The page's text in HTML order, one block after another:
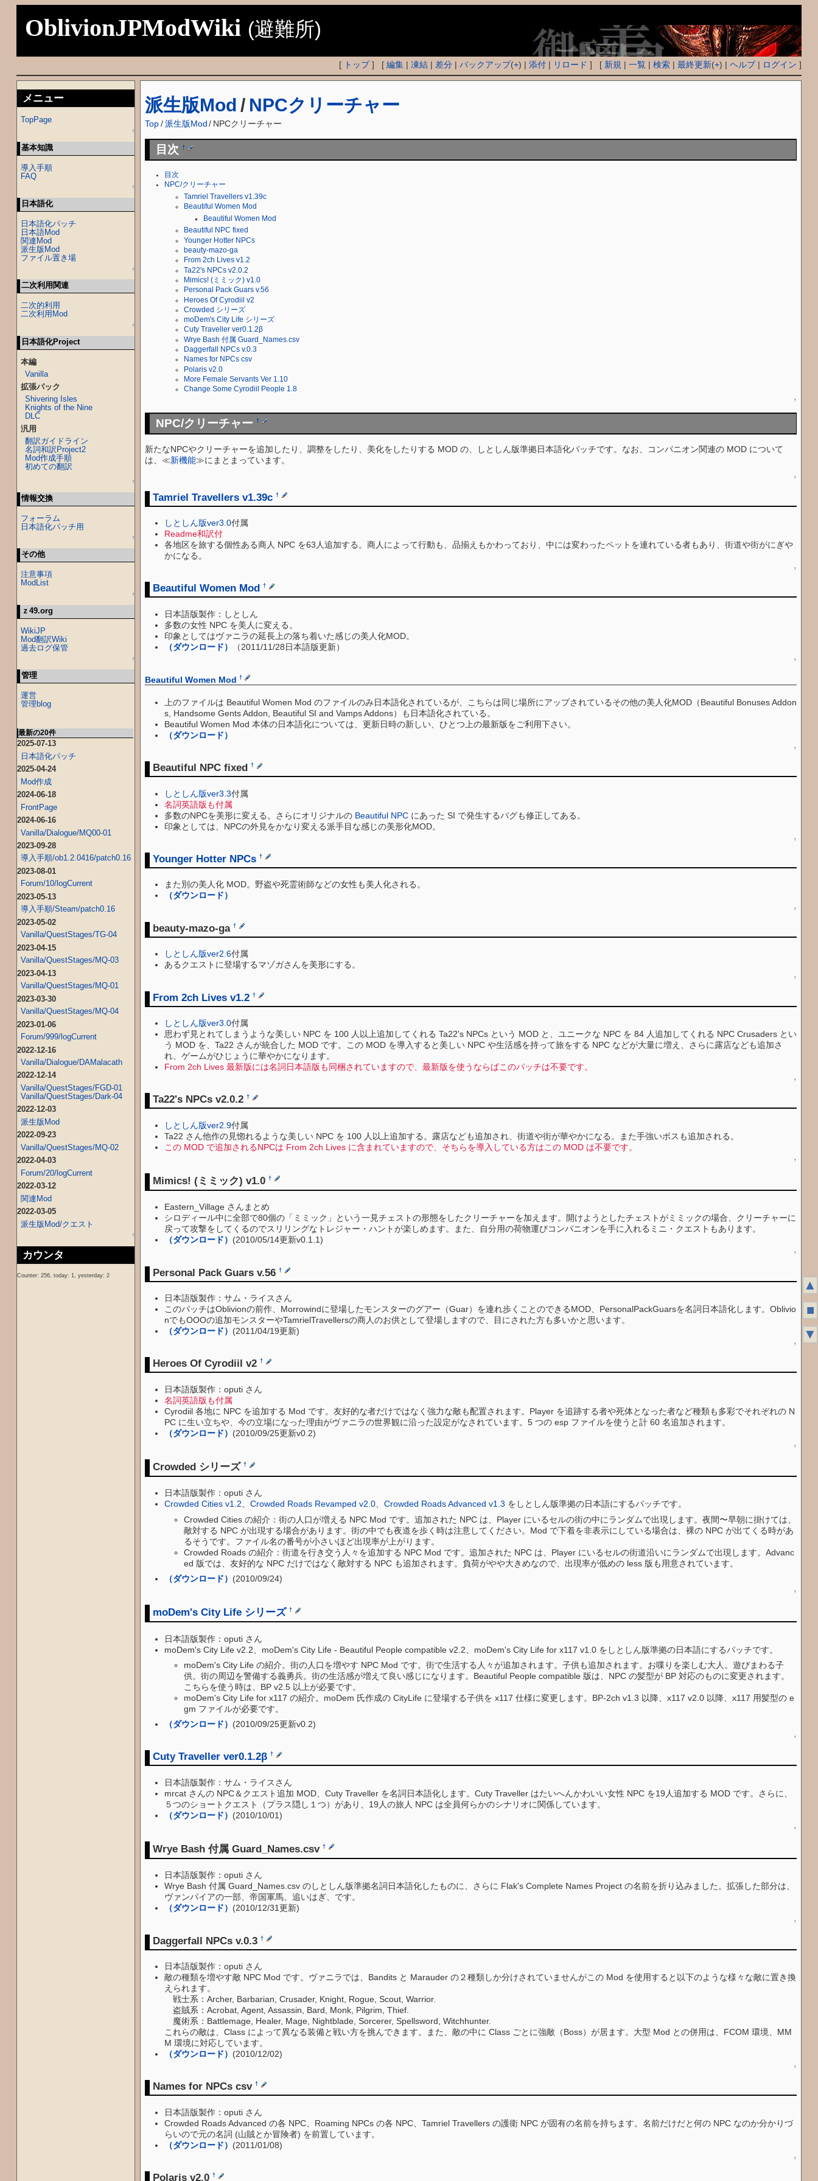
OblivionJPModWiki (避難所)
[ トップ] [編集 |凍結 | 差分 |バックアップ(+) |添付 | リロード ] [ 新規 |一覧 |検索 |最終更新(+) |ヘルプ| ログイン ]
派生版Mod / NPCクリーチャー
Top / 派生版Mod / NPCクリーチャー
目次 †
目次
NPC/クリーチャー
Tamriel Travellers v1.39c
Beautiful Women Mod
Beautiful Women Mod
Beautiful NPC fixed
Younger Hotter NPCs
beauty-mazo-ga
From 2ch Lives v1.2
Ta22's NPCs v2.0.2
Mimics! (ミミック) v1.0
Personal Pack Guars v.56
Heroes Of Cyrodiil v2
Crowded シリーズ
moDem's City Life シリーズ
Cuty Traveller ver0.1.2β
Wrye Bash 付属 Guard_Names.csv
Daggerfall NPCs v.0.3
Names for NPCs csv
Polaris v2.0
More Female Servants Ver 1.10
Change Some Cyrodiil People 1.8
↑
NPC/クリーチャー †
新たなNPCやクリーチャーを追加したり、調整をしたり、美化をしたりする MOD の、しとしん版準拠日本語化パッチです。なお、コンパニオン関連の MOD について
は、≪新機能≫にまとまっています。
↑
Tamriel Travellers v1.39c †
しとしん版ver3.0付属
Readme和訳付
各地区を旅する個性ある商人 NPC を63人追加する。商人によって行動も、品揃えもかわっており、中には変わったペットを連れている者もあり、街道や街がにぎや
かになる。
↑
Beautiful Women Mod †
日本語版製作：しとしん
多数の女性 NPC を美人に変える。
印象としてはヴァニラの延長上の落ち着いた感じの美人化MOD。
（ダウンロード）
（2011/11/28日本語版更新）
↑
Beautiful Women Mod †
上のファイルは Beautiful Women Mod のファイルのみ日本語化されているが、こちらは同じ場所にアップされているその他の美人化MOD（Beautiful Bonuses Addon
s, Handsome Gents Addon, Beautiful SI and Vamps Addons）も日本語化されている。
Beautiful Women Mod 本体の日本語化については、更新日時の新しい、ひとつ上の最新版をご利用下さい。
（ダウンロード）
↑
Beautiful NPC fixed †
しとしん版ver3.3付属
名詞英語版も付属
多数のNPCを美形に変える。さらにオリジナルの Beautiful NPCにあった SI で発生するバグも修正してある。
印象としては、NPCの外見をかなり変える派手目な感じの美形化MOD。
↑
Younger Hotter NPCs †
また別の美人化 MOD。野盗や死霊術師などの女性も美人化される。
（ダウンロード）
↑
beauty-mazo-ga †
しとしん版ver2.6付属
あるクエストに登場するマゾガさんを美形にする。
↑
From 2ch Lives v1.2 †
しとしん版ver3.0付属
思わず見とれてしまうような美しい NPC を 100 人以上追加してくれる Ta22's NPCs という MOD と、ユニークな NPC を 84 人追加してくれる NPC Crusaders とい
う MOD を、Ta22 さんが統合した MOD です。この MOD を導入すると美しい NPC や生活感を持って旅をする NPC などが大量に増え、さらに露店なども追加さ
れ、ゲームがひじょうに華やかになります。
From 2ch Lives 最新版には名詞日本語版も同梱されていますので、最新版を使うならばこのパッチは不要です。
↑
Ta22's NPCs v2.0.2 †
しとしん版ver2.9付属
Ta22 さん他作の見惚れるような美しい NPC を 100 人以上追加する。露店なども追加され、街道や街が華やかになる。また手強いボスも追加される。
この MOD で追加されるNPCは From 2ch Lives に含まれていますので、そちらを導入している方はこの MOD は不要です。
↑
Mimics! (ミミック) v1.0 †
Eastern_Village さんまとめ
シロディール中に全部で80個の「ミミック」という一見チェストの形態をしたクリーチャーを加えます。開けようとしたチェストがミミックの場合、クリーチャーに
戻って攻撃をしてくるのでスリリングなトレジャー・ハントが楽しめます。また、自分用の荷物運びコンパニオンを手に入れるミニ・クエストもあります。
（ダウンロード） (2010/05/14更新v0.1.1)
↑
Personal Pack Guars v.56 †
日本語版製作：サム・ライスさん
このパッチはOblivionの前作、Morrowindに登場したモンスターのグアー（Guar）を連れ歩くことのできるMOD、PersonalPackGuarsを名詞日本語化します。Oblivio
nでもOOOの追加モンスターやTamrielTravellersの商人のお供として登場しますので、目にされた方も多いかと思います。
（ダウンロード） (2011/04/19更新)
↑
Heroes Of Cyrodiil v2 †
日本語版製作：oputi さん
名詞英語版も付属
Cyrodiil 各地に NPC を追加する Mod です。友好的な者だけではなく強力な敵も配置されます。Player を追跡する者や死体となった者など種類も多彩でそれぞれの N
PC に生い立ちや、今の立場になった理由がヴァニラの世界観に沿った設定がなされています。5 つの esp ファイルを使うと計 60 名追加されます。
（ダウンロード） (2010/09/25更新v0.2)
↑
Crowded シリーズ †
日本語版製作：oputi さん
Crowded Cities v1.2、 Crowded Roads Revamped v2.0、 Crowded Roads Advanced v1.3 をしとしん版準拠の日本語にするパッチです。
Crowded Cities の紹介：街の人口が増える NPC Mod です。追加された NPC は、Player にいるセルの街の中にランダムで出現します。夜間〜早朝に掛けては、
敵対する NPC が出現する場合があります。街の中でも夜道を歩く時は注意してください。Mod で下着を非表示にしている場合は、裸の NPC が出てくる時があ
るそうです。ファイル名の番号が小さいほど出現率が上がります。
Crowded Roads の紹介：街道を行き交う人々を追加する NPC Mod です。追加された NPC は、Player にいるセルの街道沿いにランダムで出現します。Advanc
ed 版では、友好的な NPC だけではなく敵対する NPC も追加されます。負荷がやや大きめなので、出現率が低めの less 版も用意されています。
（ダウンロード） (2010/09/24)
↑
moDem's City Life シリーズ †
日本語版製作：oputi さん
moDem's City Life v2.2、moDem's City Life - Beautiful People compatible v2.2、moDem's City Life for x117 v1.0 をしとしん版準拠の日本語にするパッチです。
moDem's City Life の紹介。街の人口を増やす NPC Mod です。街で生活する人々が追加されます。子供も追加されます。お喋りを楽しむ大人。遊びまわる子
供。街の周辺を警備する義勇兵。街の生活感が増えて良い感じになります。Beautiful People compatible 版は、NPC の髪型が BP 対応のものに変更されます。
こちらを使う時は、BP v2.5 以上が必要です。
moDem's City Life for x117 の紹介。moDem 氏作成の CityLife に登場する子供を x117 仕様に変更します。BP-2ch v1.3 以降、x117 v2.0 以降、x117 用髪型の e
gm ファイルが必要です。
（ダウンロード） (2010/09/25更新v0.2)
↑
Cuty Traveller ver0.1.2β †
日本語版製作：サム・ライスさん
mrcat さんの NPC＆クエスト追加 MOD、Cuty Traveller を名詞日本語化します。Cuty Traveller はたいへんかわいい女性 NPC を19人追加する MOD です。さらに、
５つのショートクエスト（プラス隠し１つ）があり、19人の旅人 NPC は全員何らかのシナリオに関係しています。
（ダウンロード） (2010/10/01)
↑
Wrye Bash 付属 Guard_Names.csv †
日本語版製作：oputi さん
Wrye Bash 付属 Guard_Names.csv のしとしん版準拠名詞日本語化したものに、さらに Flak's Complete Names Project の名前を折り込みました。拡張した部分は、
ヴァンパイアの一部、帝国軍馬、追いはぎ、です。
（ダウンロード） (2010/12/31更新)
↑
Daggerfall NPCs v.0.3 †
日本語版製作：oputi さん
敵の種類を増やす敵 NPC Mod です。ヴァニラでは、Bandits と Marauder の２種類しか分けされていませんがこの Mod を使用すると以下のような様々な敵に置き換
えられます。
戦士系：Archer, Barbarian, Crusader, Knight, Rogue, Scout, Warrior.
盗賊系：Acrobat, Agent, Assassin, Bard, Monk, Pilgrim, Thief.
魔術系：Battlemage, Healer, Mage, Nightblade, Sorcerer, Spellsword, Witchhunter.
これらの敵は、Class によって異なる装備と戦い方を挑んできます。また、敵の中に Class ごとに強敵（Boss）が居ます。大型 Mod との併用は、FCOM 環境、MM
M 環境に対応しています。
（ダウンロード） (2010/12/02)
↑
Names for NPCs csv †
日本語版製作：oputi さん
Crowded Roads Advanced の各 NPC、Roaming NPCs の各 NPC、Tamriel Travellers の護衛 NPC が固有の名前を持ちます。名前だけだと何の NPC なのか分かりづ
らいので元の名詞 (山賊とか冒険者) を前置しています。
（ダウンロード） (2011/01/08)
↑
Polaris v2.0 †
メニュー
TopPage
↑
基本知識
導入手順
FAQ
↑
日本語化
日本語化パッチ
日本語Mod
関連Mod
派生版Mod
ファイル置き場
↑
二次利用関連
二次的利用
二次利用Mod
↑
日本語化Project
本編
Vanilla
拡張パック
Shivering Isles
Knights of the Nine
DLC
汎用
翻訳ガイドライン
名詞和訳Project2
Mod作成手順
初めての翻訳
↑
情報交換
フォーラム
日本語化パッチ用
↑
その他
注意事項
ModList
↑
ｚ49.org
WikiJP
Mod翻訳Wiki
過去ログ保管
↑
管理
運営
管理blog
最新の20件
2025-07-13
日本語化パッチ
2025-04-24
Mod作成
2024-06-18
FrontPage
2024-06-16
Vanilla/Dialogue/MQ00-01
2023-09-28
導入手順/ob1.2.0416/patch0.16
2023-08-01
Forum/10/logCurrent
2023-05-13
導入手順/Steam/patch0.16
2023-05-02
Vanilla/QuestStages/TG-04
2023-04-15
Vanilla/QuestStages/MQ-03
2023-04-13
Vanilla/QuestStages/MQ-01
2023-03-30
Vanilla/QuestStages/MQ-04
2023-01-06
Forum/999/logCurrent
2022-12-16
Vanilla/Dialogue/DAMalacath
2022-12-14
Vanilla/QuestStages/FGD-01
Vanilla/QuestStages/Dark-04
2022-12-03
派生版Mod
2022-09-23
Vanilla/QuestStages/MQ-02
2022-04-03
Forum/20/logCurrent
2022-03-12
関連Mod
2022-03-05
派生版Mod/クエスト
↑
カウンタ
Counter: 256, today: 1, yesterday: 2
▲
■
▼